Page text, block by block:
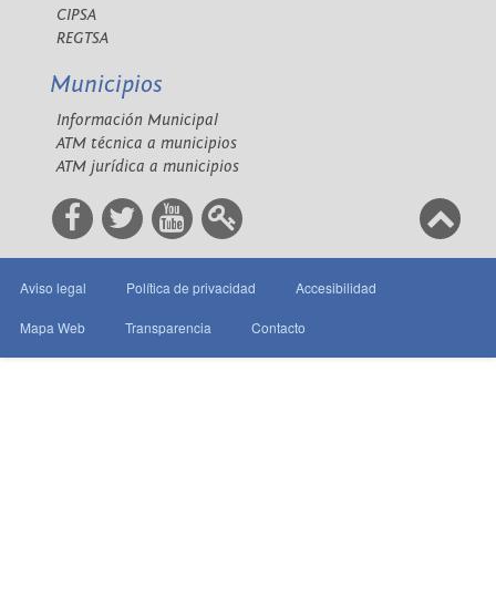
CIPSA
REGTSA
Municipios
Información Municipal
ATM técnica a municipios
ATM jurídica a municipios
Aviso legal Política de privacidad Accesibilidad
Mapa Web Transparencia Contacto